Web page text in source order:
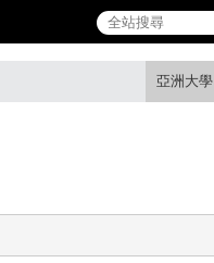
亞洲大學